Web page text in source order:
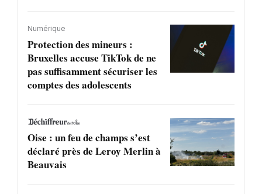
Numérique
Protection des mineurs :
Bruxelles accuse TikTok de ne
pas suffisamment sécuriser les
comptes des adolescents
Oise : un feu de champs s’est
déclaré près de Leroy Merlin à
Beauvais